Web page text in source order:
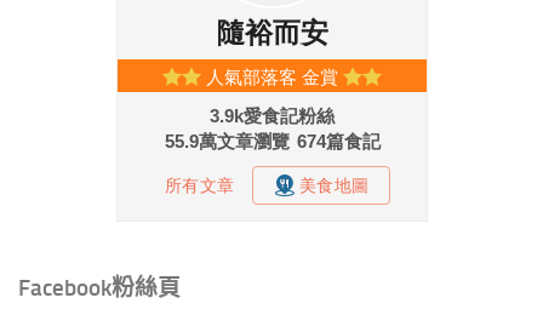
Facebook粉絲頁